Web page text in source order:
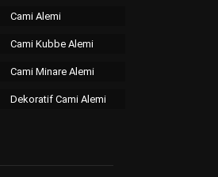
Cami Alemi
Cami Kubbe Alemi
Cami Minare Alemi
Dekoratif Cami Alemi